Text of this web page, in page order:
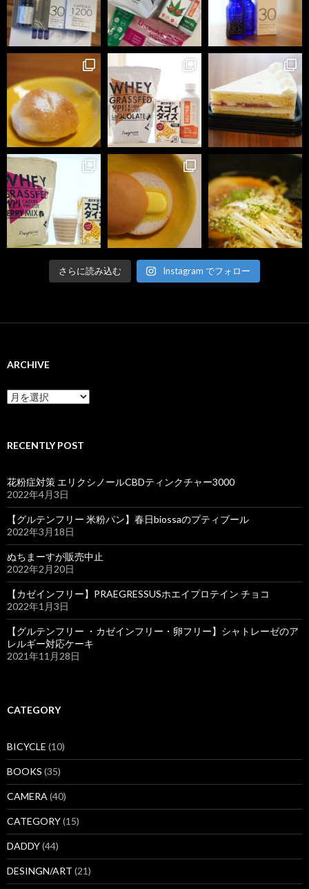
さらに読み込む Instagram でフォロー
ARCHIVE
ARCHIVE
RECENTLY POST
花粉症対策 エリクシノールCBDティンクチャー3000
2022年4月3日
【グルテンフリー 米粉パン】春日biossaのプティブール
2022年3月18日
ぬちまーすが販売中止
2022年2月20日
【カゼインフリー】PRAEGRESSUSホエイプロテイン チョコ
2022年1月3日
【グルテンフリー ・カゼインフリー・卵フリー】シャトレーゼのア
レルギー対応ケーキ
2021年11月28日
CATEGORY
BICYCLE (10)
BOOKS (35)
CAMERA(40)
CATEGORY(15)
DADDY(44)
DESINGN/ART (21)